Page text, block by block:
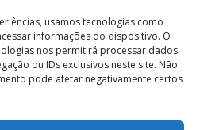
usamos tecnologias como
informações do dispositivo. O
nos permitirá processar dados
ou IDs exclusivos neste site. Não
pode afetar negativamente certos